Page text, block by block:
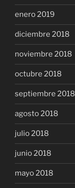
enero 2019
diciembre 2018
noviembre 2018
octubre 2018
septiembre 2018
agosto 2018
julio 2018
junio 2018
mayo 2018